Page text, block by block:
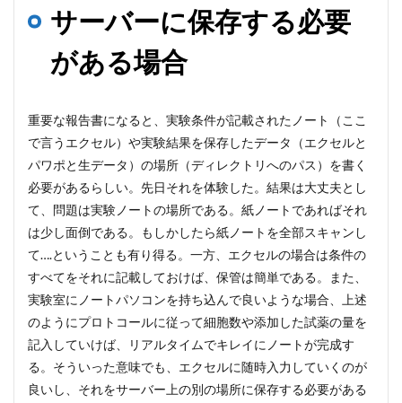
サーバーに保存する必要
がある場合
重要な報告書になると、実験条件が記載されたノート（ここ
で言うエクセル）や実験結果を保存したデータ（エクセルと
パワポと生データ）の場所（ディレクトリへのパス）を書く
必要があるらしい。先日それを体験した。結果は大丈夫とし
て、問題は実験ノートの場所である。紙ノートであればそれ
は少し面倒である。もしかしたら紙ノートを全部スキャンし
て….ということも有り得る。一方、エクセルの場合は条件の
すべてをそれに記載しておけば、保管は簡単である。また、
実験室にノートパソコンを持ち込んで良いような場合、上述
のようにプロトコールに従って細胞数や添加した試薬の量を
記入していけば、リアルタイムでキレイにノートが完成す
る。そういった意味でも、エクセルに随時入力していくのが
良いし、それをサーバー上の別の場所に保存する必要がある